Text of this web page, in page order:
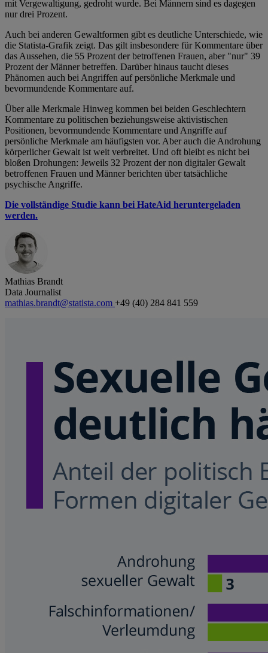
mit Vergewaltigung, gedroht wurde. Bei Männern sind es dagegen
nur drei Prozent.
Auch bei anderen Gewaltformen gibt es deutliche Unterschiede, wie
die Statista-Grafik zeigt. Das gilt insbesondere für Kommentare über
das Aussehen, die 55 Prozent der betroffenen Frauen, aber "nur" 39
Prozent der Männer betreffen. Darüber hinaus taucht dieses
Phänomen auch bei Angriffen auf persönliche Merkmale und
bevormundende Kommentare auf.
Über alle Merkmale Hinweg kommen bei beiden Geschlechtern
Kommentare zu politischen beziehungsweise aktivistischen
Positionen, bevormundende Kommentare und Angriffe auf
persönliche Merkmale am häufigsten vor. Aber auch die Androhung
körperlicher Gewalt ist weit verbreitet. Und oft bleibt es nicht bei
bloßen Drohungen: Jeweils 32 Prozent der non digitaler Gewalt
betroffenen Frauen und Männer berichten über tatsächliche
psychische Angriffe.
Die vollständige Studie kann bei HateAid heruntergeladen
werden.
Mathias Brandt
Data Journalist
mathias.brandt@statista.com +49 (40) 284 841 559